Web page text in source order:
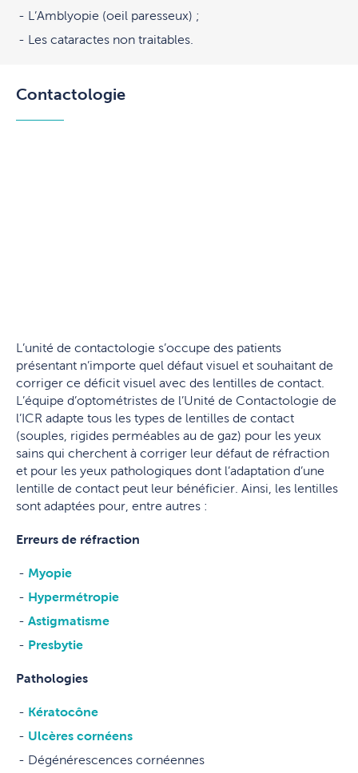
L’Amblyopie (oeil paresseux) ;
Les cataractes non traitables.
Contactologie
L’unité de contactologie s’occupe des patients
présentant n’importe quel défaut visuel et souhaitant de
corriger ce déficit visuel avec des lentilles de contact.
L’équipe d’optométristes de l’Unité de Contactologie de
l’ICR adapte tous les types de lentilles de contact
(souples, rigides perméables au de gaz) pour les yeux
sains qui cherchent à corriger leur défaut de réfraction
et pour les yeux pathologiques dont l’adaptation d’une
lentille de contact peut leur bénéficier. Ainsi, les lentilles
sont adaptées pour, entre autres :
Erreurs de réfraction
Myopie
Hypermétropie
Astigmatisme
Presbytie
Pathologies
Kératocône
Ulcères cornéens
Dégénérescences cornéennes